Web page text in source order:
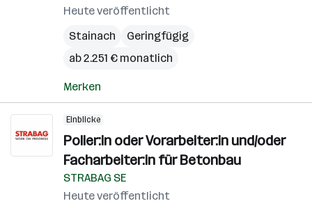
Heute veröffentlicht
Stainach
Geringfügig
ab 2.251 € monatlich
Merken
Einblicke
Polier:in oder Vorarbeiter:in und/oder
Facharbeiter:in für Betonbau
STRABAG SE
Heute veröffentlicht